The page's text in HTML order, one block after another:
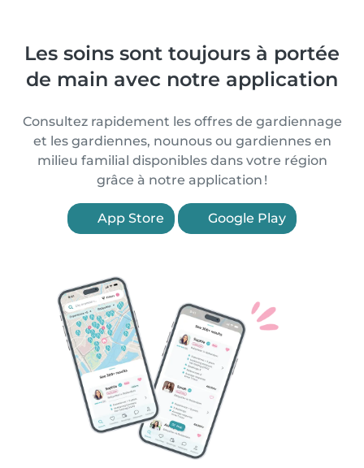
Les soins sont toujours à portée
de main avec notre application
Consultez rapidement les offres de gardiennage
et les gardiennes, nounous ou gardiennes en
milieu familial disponibles dans votre région
grâce à notre application !
App Store Google Play